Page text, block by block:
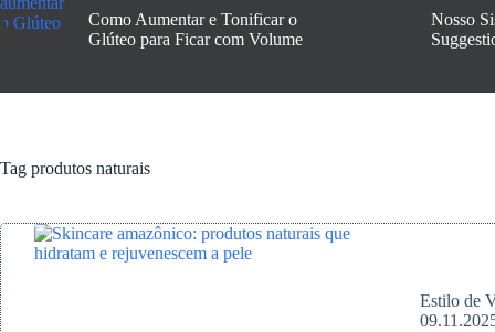
Como Aumentar e Tonificar o
Glúteo para Ficar com Volume
Nosso
Tag produtos naturais
Estilo de